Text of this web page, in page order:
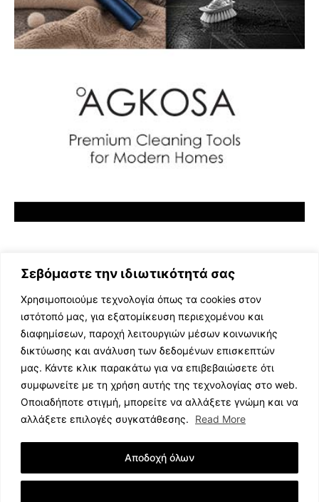
Σεβόμαστε την ιδιωτικότητά σας
Χρησιμοποιούμε τεχνολογία όπως τα cookies στον
ιστότοπό μας, για εξατομίκευση περιεχομένου και
διαφημίσεων, παροχή λειτουργιών μέσων κοινωνικής
δικτύωσης και ανάλυση των δεδομένων επισκεπτών
μας. Κάντε κλικ παρακάτω για να επιβεβαιώσετε ότι
συμφωνείτε με τη χρήση αυτής της τεχνολογίας στο web.
Οποιαδήποτε στιγμή, μπορείτε να αλλάξετε γνώμη και να
αλλάξετε επιλογές συγκατάθεσης.
Read More
Αποδοχή όλων
ΕΛΛΗΝΙΚΗ ΜΟΥΣΙΚΗ
TV SHOWS
EVENTS
ΘΕΑΤΡΟ
ΔΙΑΓΩΝΙΣΜΟΙ
STOA CULTURA
ΣΥΝΕΝΤΕΥΞΕΙΣ